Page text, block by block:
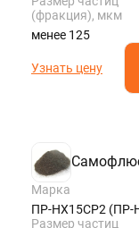
(фракция), мкм
менее 125
Узнать цену
Марка
ПР-НХ15СР2 (ПР-
Размер частиц